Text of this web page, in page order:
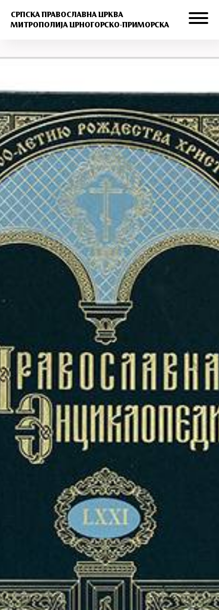
СРПСКА ПРАВОСЛАВНА ЦРКВА
МИТРОПОЛИЈА ЦРНОГОРСКО-ПРИМОРСКА